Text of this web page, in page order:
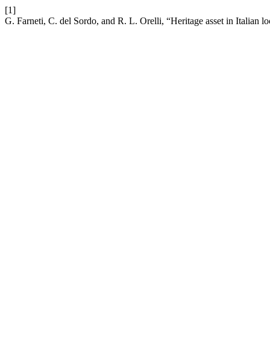
[1]
G. Farneti, C. del Sordo, and R. L. Orelli, “Heritage asset in Italian